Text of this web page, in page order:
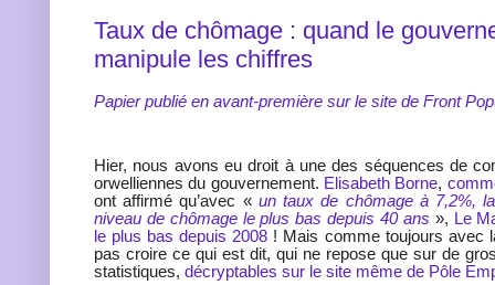
Taux de chômage : quand le
manipule les chiffres
Papier publié en avant-première sur le site de Front
Hier, nous avons eu droit à une des séquences de
orwelliennes du gouvernement. Elisabeth Borne,
ont affirmé qu’avec « un taux de chômage à 7,2%,
niveau de chômage le plus bas depuis 40 ans », Le
le plus bas depuis 2008 ! Mais comme toujours avec
pas croire ce qui est dit, qui ne repose que sur de
statistiques, décryptables sur le site même de Pôle